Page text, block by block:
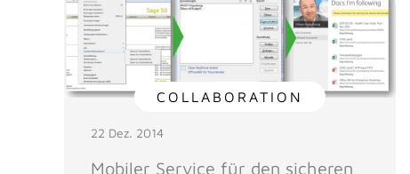
COLLABORATION
22 Dez. 2014
Mobiler Service für den sicheren